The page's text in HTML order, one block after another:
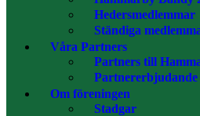
Hedersmedlemmar
Ständiga
Våra Partners
Partners till
Partnererbjudande
Om föreningen
Stadgar